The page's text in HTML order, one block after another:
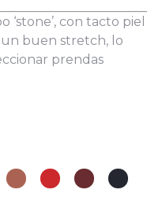
‘stone’, con tacto piel
buen stretch, lo
prendas